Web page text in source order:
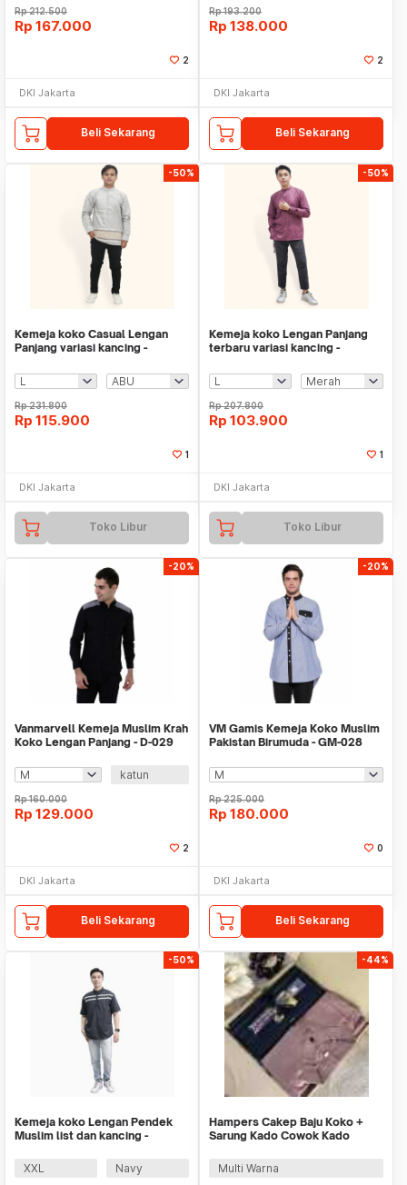
Rp212.500
Rp 167.000
2
DKI Jakarta
Beli Sekarang
Rp193.200
Rp 138.000
2
DKI Jakarta
Beli Sekarang
-50%
Kemeja koko Casual Lengan
Panjang variasi kancing -
Rp231.800
Rp 115.900
1
DKI Jakarta
Toko Libur
-50%
Kemeja koko Lengan Panjang
terbaru variasi kancing -
Rp207.800
Rp 103.900
1
DKI Jakarta
Toko Libur
-20%
Vanmarvell Kemeja Muslim Krah
Koko Lengan Panjang - D-029
katun
Rp160.000
Rp 129.000
2
DKI Jakarta
Beli Sekarang
-20%
VM Gamis Kemeja Koko Muslim
Pakistan Birumuda - GM-028
Rp225.000
Rp 180.000
0
DKI Jakarta
Beli Sekarang
-50%
Kemeja koko Lengan Pendek
Muslim list dan kancing -
XXL
Navy
-44%
Hampers Cakep Baju Koko +
Sarung Kado Cowok Kado
Multi Warna